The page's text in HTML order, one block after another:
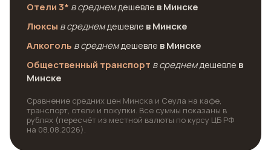
Отели 3* в среднемдешевле в Минске
Люксы в среднемдешевле в Минске
Алкоголь в среднемдешевле в Минске
Общественный транспорт в среднемдешевле в
Минске
Сравнение средних цен Минска и Сеула на кафе,
транспорт, отели и покупки. Все суммы показаны в
рублях (пересчёт из местной валюты по курсу ЦБ РФ
на 08.08.2026).